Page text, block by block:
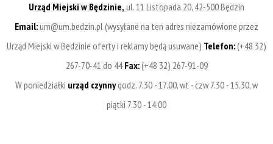
Urząd Miejski w Będzinie, ul. 11 Listopada 20, 42-500 Będzin
Email:um@um.bedzin.pl (wysyłane na ten adres niezamówione przez
Urząd Miejski w Będzinie oferty i reklamy będą usuwane) Telefon:(+48 32)
267-70-41 do 44Fax:(+48 32) 267-91-09
W poniedziałki urząd czynnygodz. 7.30 - 17.00, wt - czw 7.30 - 15.30, w
piątki 7.30 - 14.00